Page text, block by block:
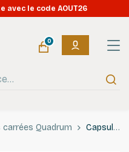
avec le code AOUT26
0
carrées Quadrum Capsules numismatiques carrées Quadrum 29mm.